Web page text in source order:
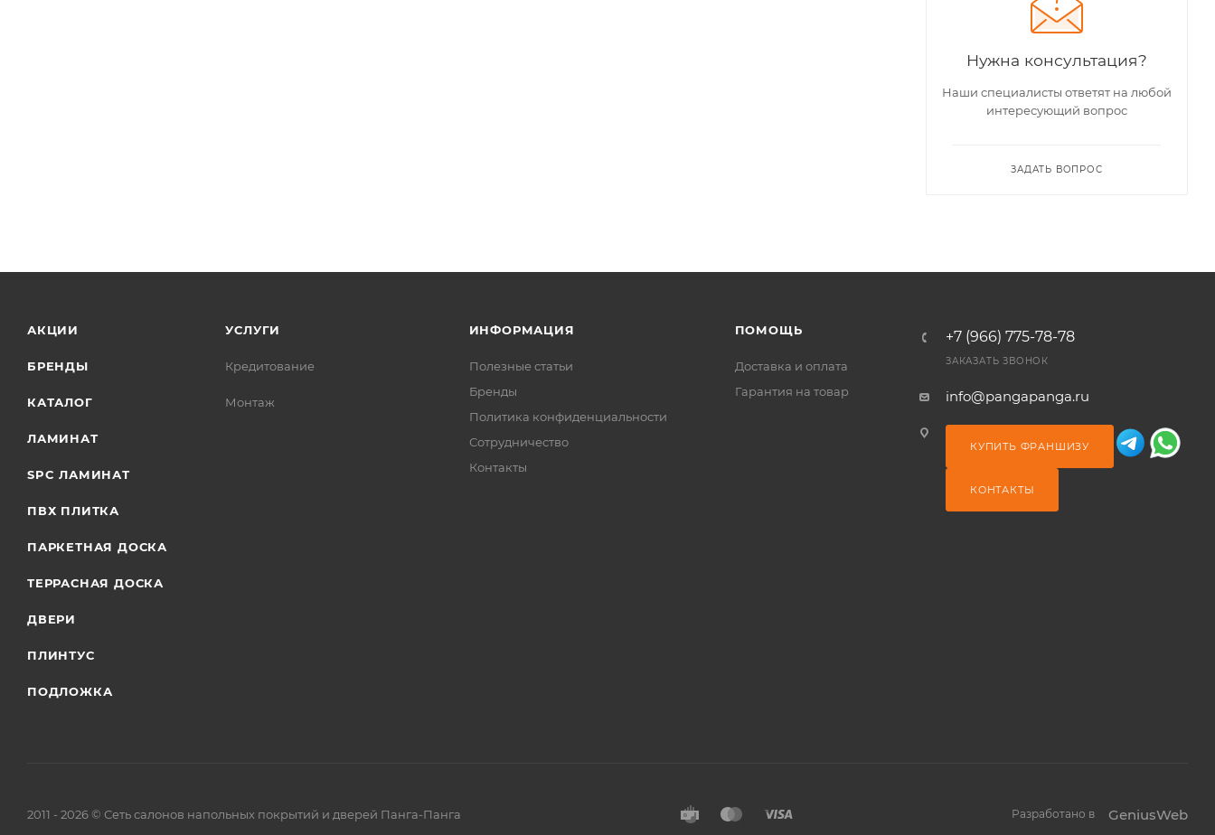
Нужна консультация?
Наши специалисты ответят на любой
интересующий вопрос
ЗАДАТЬ ВОПРОС
АКЦИИ
БРЕНДЫ
КАТАЛОГ
ЛАМИНАТ
SPC ЛАМИНАТ
ПВХ ПЛИТКА
ПАРКЕТНАЯ ДОСКА
ТЕРРАСНАЯ ДОСКА
ДВЕРИ
ПЛИНТУС
ПОДЛОЖКА
УСЛУГИ
Кредитование
Монтаж
ИНФОРМАЦИЯ
Полезные статьи
Бренды
Политика конфиденциальности
Сотрудничество
Контакты
ПОМОЩЬ
Доставка и оплата
Гарантия на товар
+7 (966) 775-78-78
ЗАКАЗАТЬ ЗВОНОК
info@pangapanga.ru
КУПИТЬ ФРАНШИЗУ
КОНТАКТЫ
2011 - 2026 © Сеть салонов напольных покрытий и дверей Панга-Панга Разработано в GeniusWeb